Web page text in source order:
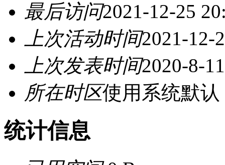
最后访问2021-12-25
上次活动时间2021-12-
上次发表时间2020-8-
所在时区使用系统默认
统计信息